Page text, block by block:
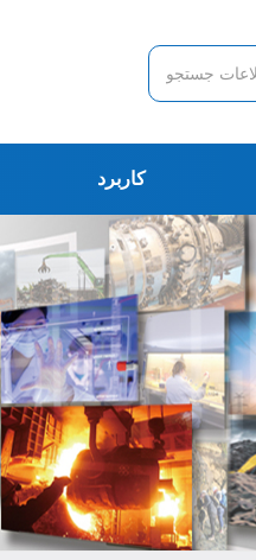
کاربرد